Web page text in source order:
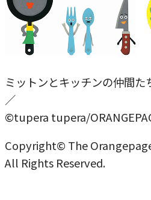
ミットンとキッチンの仲間た
／
©tupera tupera/
Copyright© The
All Rights Reserved.